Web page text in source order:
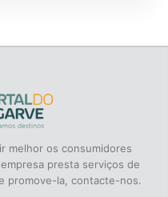
melhor os consumidores
presta serviços de
promove-la, contacte-nos.